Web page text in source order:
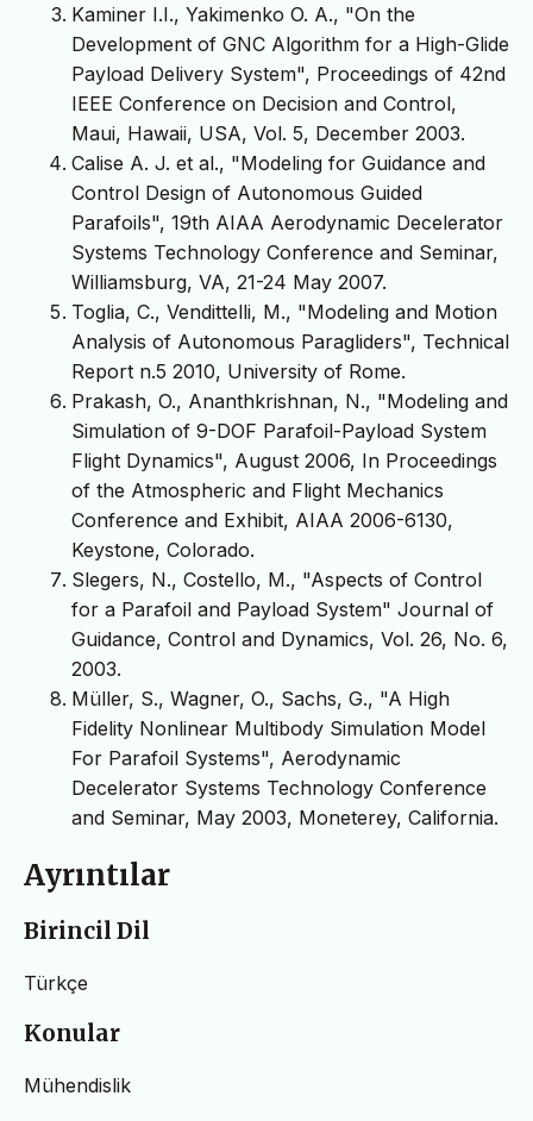
Kaminer I.I., Yakimenko O. A., "On the
Development of GNC Algorithm for a High-Glide
Payload Delivery System", Proceedings of 42nd
IEEE Conference on Decision and Control,
Maui, Hawaii, USA, Vol. 5, December 2003.
Calise A. J. et al., "Modeling for Guidance and
Control Design of Autonomous Guided
Parafoils", 19th AIAA Aerodynamic Decelerator
Systems Technology Conference and Seminar,
Williamsburg, VA, 21-24 May 2007.
Toglia, C., Vendittelli, M., "Modeling and Motion
Analysis of Autonomous Paragliders", Technical
Report n.5 2010, University of Rome.
Prakash, O., Ananthkrishnan, N., "Modeling and
Simulation of 9-DOF Parafoil-Payload System
Flight Dynamics", August 2006, In Proceedings
of the Atmospheric and Flight Mechanics
Conference and Exhibit, AIAA 2006-6130,
Keystone, Colorado.
Slegers, N., Costello, M., "Aspects of Control
for a Parafoil and Payload System" Journal of
Guidance, Control and Dynamics, Vol. 26, No. 6,
2003.
Müller, S., Wagner, O., Sachs, G., "A High
Fidelity Nonlinear Multibody Simulation Model
For Parafoil Systems", Aerodynamic
Decelerator Systems Technology Conference
and Seminar, May 2003, Moneterey, California.
Ayrıntılar
Birincil Dil
Türkçe
Konular
Mühendislik